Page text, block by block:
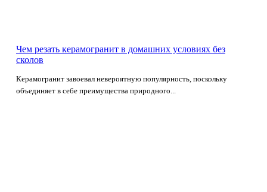
Чем резать керамогранит в домашних условиях без
сколов
Керамогранит завоевал невероятную популярность, поскольку
объединяет в себе преимущества природного...